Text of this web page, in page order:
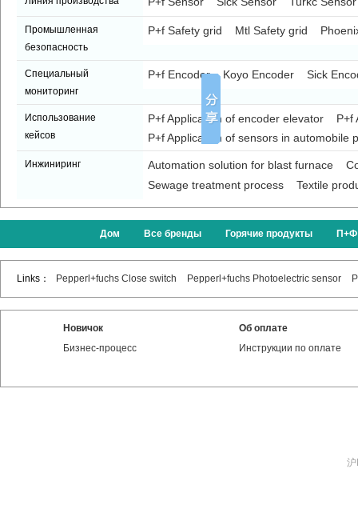
Промышленная
безопасность
P+f Safety grid Mtl Safety grid
Специальный
мониторинг
P+f Encoder Koyo Encoder Sick
Использование
кейсов
P+f Application of encoder elevator
P+f
P+f Application of sensors in automobile
Инжиниринг Automation solution for blast furnace
Sewage treatment process
Textile
Дом Все бренды Горячие продукты П+Ф
Links： Pepperl+fuchs Close switch Pepperl+fuchs Photoelectric sensor
Новичок
Бизнес-процесс
Об оплате
Инструкции по оплате